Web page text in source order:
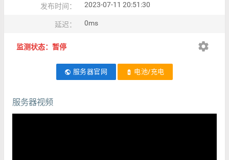
发布时间： 2023-07-11 20:51:30
延迟： 0ms
监测状态：暂停 settings
public 服务器官网 battery_charging_full 电池/充电
服务器视频